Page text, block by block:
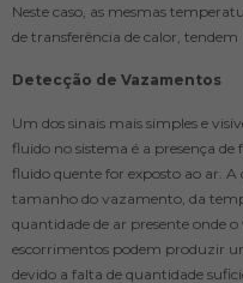
Neste caso, as mesmas
de transferência de calor,
Detecção de Vazamentos
Um dos sinais mais simples e
fluido no sistema é a presença
fluido quente for exposto ao ar.
tamanho do vazamento, da
quantidade de ar presente onde
escorrimentos podem produzir
devido a falta de quantidade